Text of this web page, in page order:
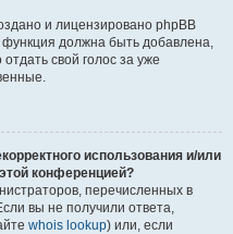
и лицензировано phpBB
функция должна быть добавлена,
отдать свой голос за уже
использования и/или
конференцией?
перечисленных в
вы не получили ответа,
whois lookup) или, если